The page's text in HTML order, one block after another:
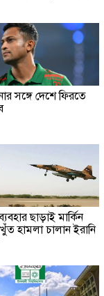
সঙ্গে দেশে ফিরতে
ছাড়াই মার্কিন
হামলা চালান ইরানি